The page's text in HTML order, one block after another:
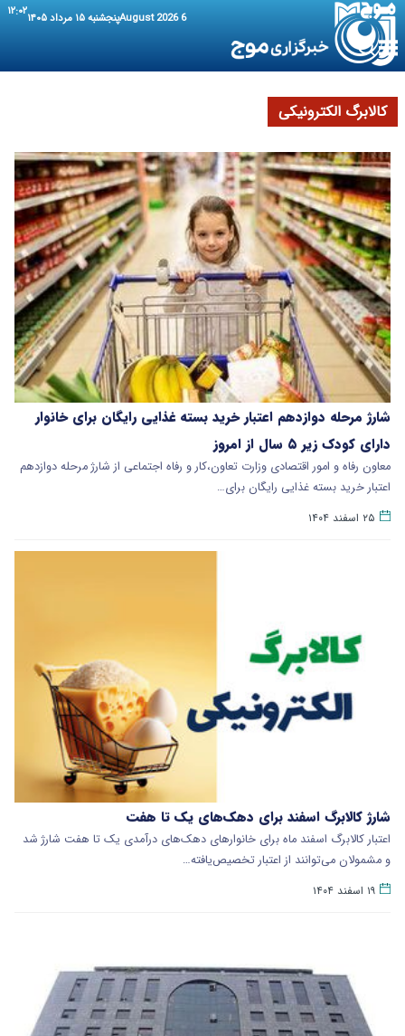
6 August 2026 پنجشنبه ۱۵ مرداد ۱۴۰۵ ۱۲:۰۲
کالابرگ الکترونیکی
شارژ مرحله دوازدهم اعتبار خرید بسته غذایی رایگان برای خانوار
دارای کودک زیر ۵ سال از امروز
معاون رفاه و امور اقتصادی وزارت تعاون،کار و رفاه اجتماعی از شارژ مرحله دوازدهم
اعتبار خرید بسته غذایی رایگان برای…
۲۵ اسفند ۱۴۰۴
شارژ کالابرگ اسفند برای دهک‌های یک تا هفت
اعتبار کالابرگ اسفند ماه برای خانوارهای دهک‌های درآمدی یک تا هفت شارژ شد
و مشمولان می‌توانند از اعتبار تخصیص‌یافته…
۱۹ اسفند ۱۴۰۴